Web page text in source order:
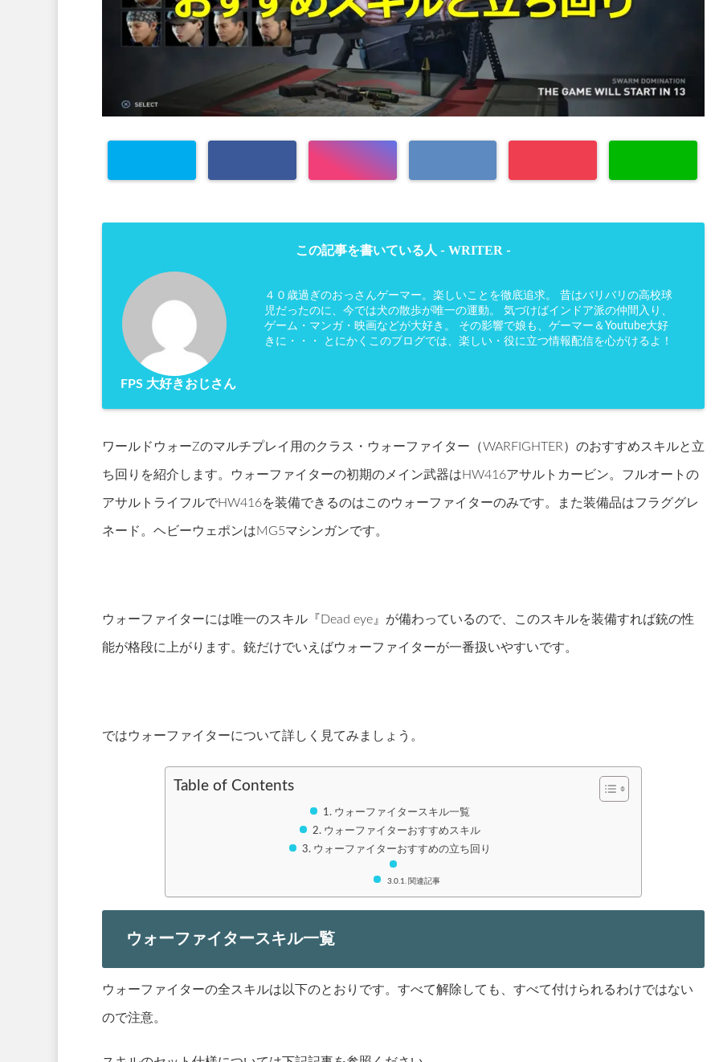
この記事を書いている人 - WRITER -
FPS 大好きおじさん
４０歳過ぎのおっさんゲーマー。楽しいことを徹底追求。 昔はバリバリの高校球
児だったのに、今では犬の散歩が唯一の運動。 気づけばインドア派の仲間入り、
ゲーム・マンガ・映画などが大好き。 その影響で娘も、ゲーマー＆Youtube大好
きに・・・ とにかくこのブログでは、楽しい・役に立つ情報配信を心がけるよ！
ワールドウォーZのマルチプレイ用のクラス・ウォーファイター（WARFIGHTER）のおすすめスキルと立
ち回りを紹介します。ウォーファイターの初期のメイン武器はHW416アサルトカービン。フルオートの
アサルトライフルでHW416を装備できるのはこのウォーファイターのみです。また装備品はフラググレ
ネード。ヘビーウェポンはMG5マシンガンです。
ウォーファイターには唯一のスキル『Dead eye』が備わっているので、このスキルを装備すれば銃の性
能が格段に上がります。銃だけでいえばウォーファイターが一番扱いやすいです。
ではウォーファイターについて詳しく見てみましょう。
Table of Contents
ウォーファイタースキル一覧
ウォーファイターおすすめスキル
ウォーファイターおすすめの立ち回り
関連記事
ウォーファイタースキル一覧
ウォーファイターの全スキルは以下のとおりです。すべて解除しても、すべて付けられるわけではない
ので注意。